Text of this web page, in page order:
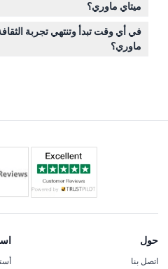
ميتاي ماوري؟
نعم، يقدم البوفيه خيارات لبعض
النباتي، والنباتي الصرف،
جميع اللحوم بالحلال.
في أي وقت تبدأ وتنتهي تجربة
ماوري؟
حول
اتصل بنا